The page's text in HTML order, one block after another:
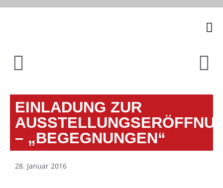
EINLADUNG ZUR
– „BEGEGNUNGEN“
28. Januar 2016